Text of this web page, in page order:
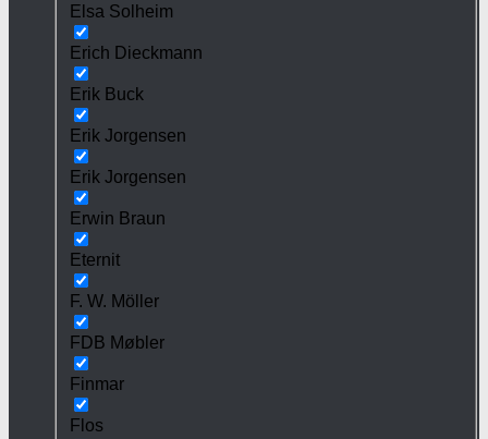
Elsa Solheim
Erich Dieckmann
Erik Buck
Erik Jorgensen
Erik Jorgensen
Erwin Braun
Eternit
F. W. Möller
FDB Møbler
Finmar
Flos